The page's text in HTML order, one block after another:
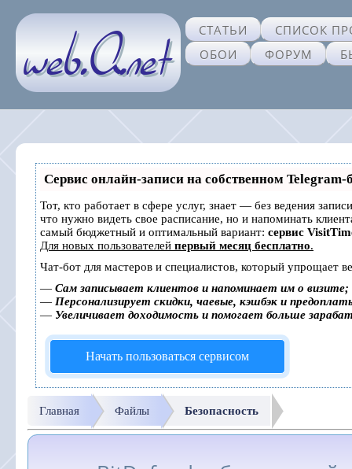
СТАТЬИ
СПИСОК
ОБОИ
ФОРУМ
Сервис онлайн-записи на собственном Telegram-
Тот, кто работает в сфере услуг, знает — без ведения
что нужно видеть свое расписание, но и напоминать
самый бюджетный и оптимальный вариант: сервис
Для новых пользователей первый месяц бесплатно.
Чат-бот для мастеров и специалистов, который упрощает
— Сам записывает клиентов и напоминает им о визите;
— Персонализирует скидки, чаевые, кэшбэк и
— Увеличивает доходимость и помогает больше
Начать пользоваться сервисом
Главная Файлы Безопасность